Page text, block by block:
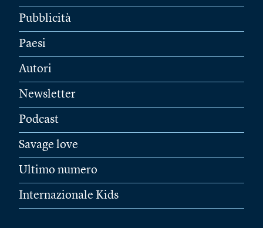
Pubblicità
Paesi
Autori
Newsletter
Podcast
Savage love
Ultimo numero
Internazionale Kids